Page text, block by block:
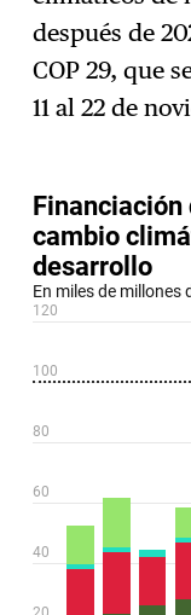
después de
COP 29, que
11 al 22 de